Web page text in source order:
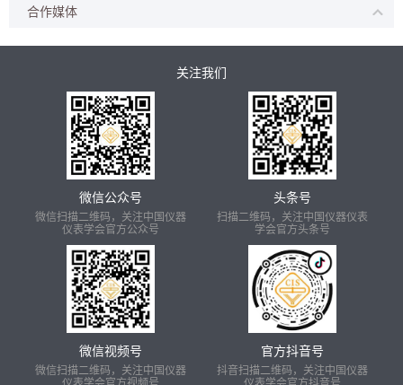
合作媒体
关注我们
微信公众号
微信扫描二维码，关注中国仪器
仪表学会官方公众号
头条号
扫描二维码，关注中国仪器仪表
学会官方头条号
微信视频号
微信扫描二维码，关注中国仪器
官方抖音号
抖音扫描二维码，关注中国仪器